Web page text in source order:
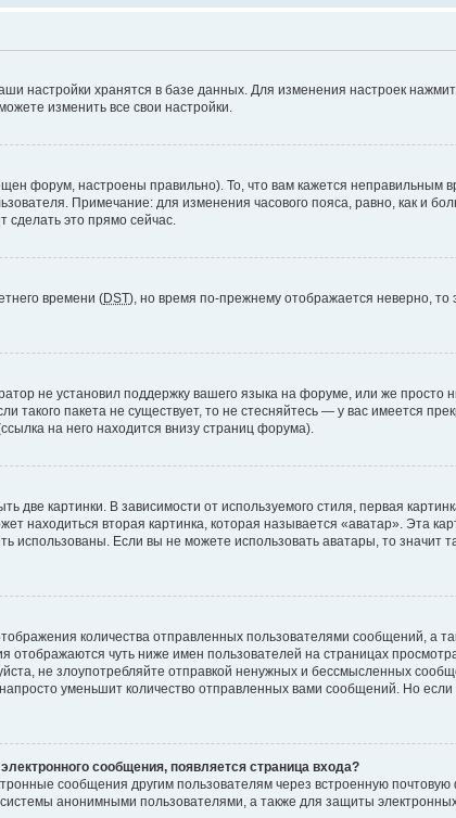
настройки хранятся в базе данных. Для изменения настроек
изменить все свои настройки.
форум, настроены правильно). То, что вам кажется
Примечание: для изменения часового пояса, равно, как и
это прямо сейчас.
времени (DST), но время по-прежнему отображается неверно, то
не установил поддержку вашего языка на форуме, или же
такого пакета не существует, то не стесняйтесь — у вас имеется
на него находится внизу страниц форума).
две картинки. В зависимости от используемого стиля, первая
находиться вторая картинка, которая называется «аватар». Эта
использованы. Если вы не можете использовать аватары, то
количества отправленных пользователями сообщений, а
отображаются чуть ниже имен пользователей на страницах
не злоупотребляйте отправкой ненужных и бессмысленных
уменьшит количество отправленных вами сообщений. Но
сообщения, появляется страница входа?
сообщения другим пользователям через встроенную
анонимными пользователями, а также для защиты